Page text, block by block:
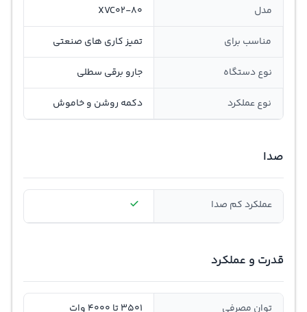
مدل XVC02-80
مناسب برای تمیز کاری های صنعتی
نوع دستگاه جارو برقی سطلی
نوع عملکرد دکمه روشن و خاموش
صدا
عملکرد کم صدا
قدرت و عملکرد
توان مصرفی 3501 تا 4000 وات